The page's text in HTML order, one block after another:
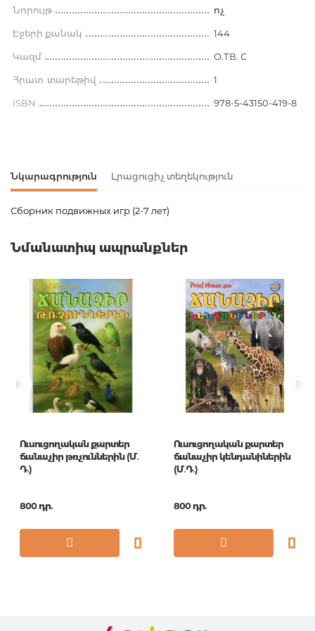
Նորույթ ոչ
Էջերի քանակ 144
Կազմ O.ТВ. С
Հրատ. տարեթիվ 1
ISBN 978-5-43150-419-8
Նկարագրություն Լրացուցիչ տեղեկություն
Сборник подвижных игр (2-7 лет)
Քաշ
Русский
Նորույթ ոչ
Էջերի քանակ 144
Կազմ O.ТВ. С
Հրատ. տարեթիվ 1
Նմանատիպ ապրանքներ
Ուսուցողական քարտեր
ճանաչիր թռչուններին (Մ․
Դ․)
800 դր.
Ուսուցողական քարտեր
ճանաչիր կենդանիներին
(Մ․Դ․)
800 դր.